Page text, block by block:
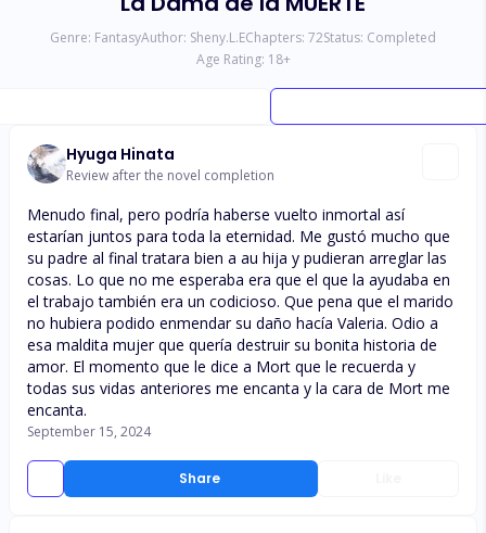
Genre: FantasyAuthor: Sheny.L.EChapters: 72Status: Completed
Age Rating: 18+
Hyuga Hinata
Review after the novel completion
Share
Menudo final, pero podría haberse vuelto inmortal así
estarían juntos para toda la eternidad. Me gustó mucho que
su padre al final tratara bien a au hija y pudieran arreglar las
cosas. Lo que no me esperaba era que el que la ayudaba en
el trabajo también era un codicioso. Que pena que el marido
no hubiera podido enmendar su daño hacía Valeria. Odio a
esa maldita mujer que quería destruir su bonita historia de
amor. El momento que le dice a Mort que le recuerda y
todas sus vidas anteriores me encanta y la cara de Mort me
encanta.
September 15, 2024